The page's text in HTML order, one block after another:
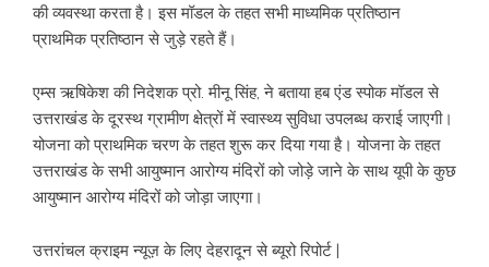
की व्यवस्था करता है। इस मॉडल के तहत सभी माध्यमिक प्रतिष्ठान
प्राथमिक प्रतिष्ठान से जुड़े रहते हैं।
एम्स ऋषिकेश की निदेशक प्रो. मीनू सिंह, ने बताया हब एंड स्पोक मॉडल से
उत्तराखंड के दूरस्थ ग्रामीण क्षेत्रों में स्वास्थ्य सुविधा उपलब्ध कराई जाएगी।
योजना को प्राथमिक चरण के तहत शुरू कर दिया गया है। योजना के तहत
उत्तराखंड के सभी आयुष्मान आरोग्य मंदिरों को जोड़े जाने के साथ यूपी के कुछ
आयुष्मान आरोग्य मंदिरों को जोड़ा जाएगा।
उत्तरांचल क्राइम न्यूज़ के लिए देहरादून से ब्यूरो रिपोर्ट |